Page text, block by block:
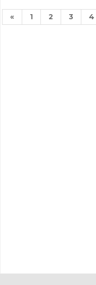
« 1 2 3 4